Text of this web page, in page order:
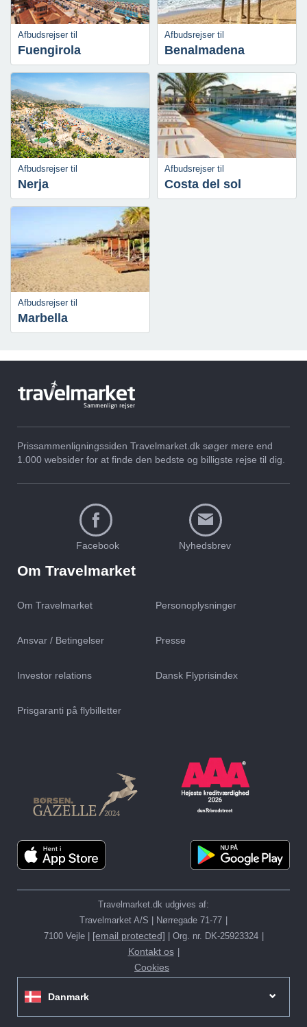
Afbudsrejser til
Fuengirola
Afbudsrejser til
Benalmadena
Afbudsrejser til
Nerja
Afbudsrejser til
Costa del sol
Afbudsrejser til
Marbella
Prissammenligningssiden Travelmarket.dk søger mere end
1.000 websider for at finde den bedste og billigste rejse til dig.
Facebook Nyhedsbrev
Om Travelmarket
Om Travelmarket Personoplysninger
Ansvar / Betingelser Presse
Investor relations Dansk Flyprisindex
Prisgaranti på flybilletter
Travelmarket.dk udgives af:
Travelmarket A/S | Nørregade 71-77
7100 Vejle | [email protected] | Org. nr. DK-25923324
Kontakt os
Cookies
Danmark